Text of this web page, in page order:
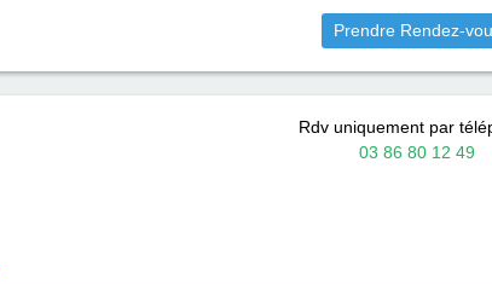
Prendre Rendez-
Rdv uniquement par
03 86 80 12 49